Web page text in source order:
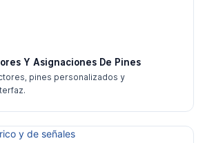
Y Asignaciones De Pines
pines personalizados y